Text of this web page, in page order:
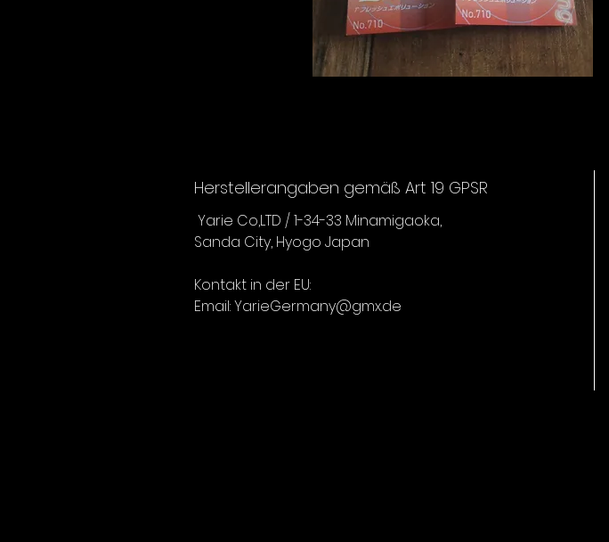
Herstellerangaben gemäß Art 19 GPSR
Yarie Co,LTD / 1-34-33 Minamigaoka,
Sanda City, Hyogo Japan
Kontakt in der EU:
Email: YarieGermany@gmx.de